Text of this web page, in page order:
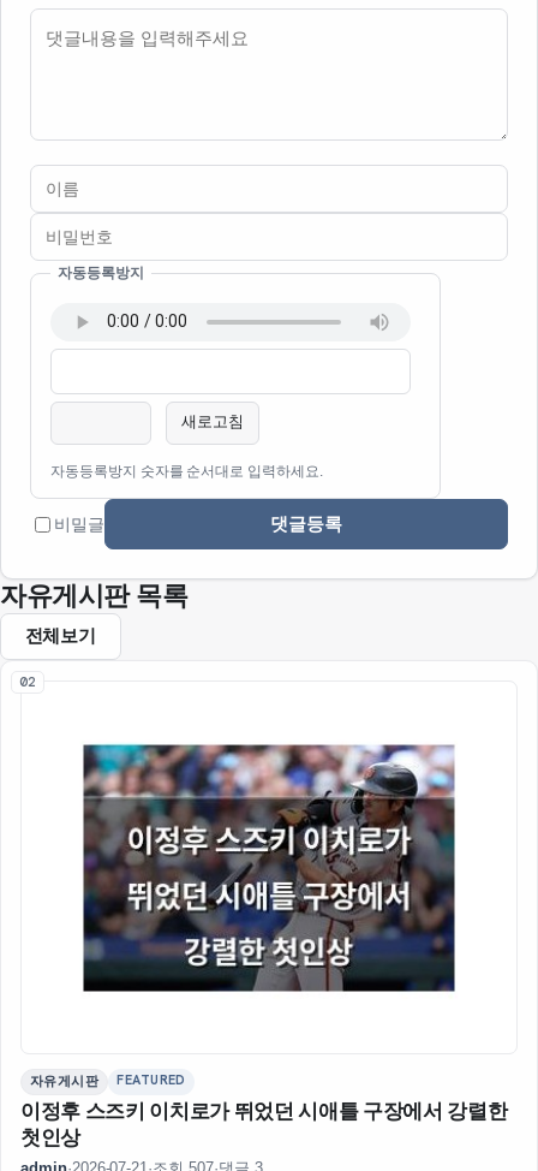
이름필수
비밀번호필수
자동등록방지
새로고침
자동등록방지 숫자를 순서대로 입력하세요.
비밀글 댓글등록
자유게시판 목록
전체보기
02
자유게시판 FEATURED
이정후 스즈키 이치로가 뛰었던 시애틀 구장에서 강렬한
첫인상